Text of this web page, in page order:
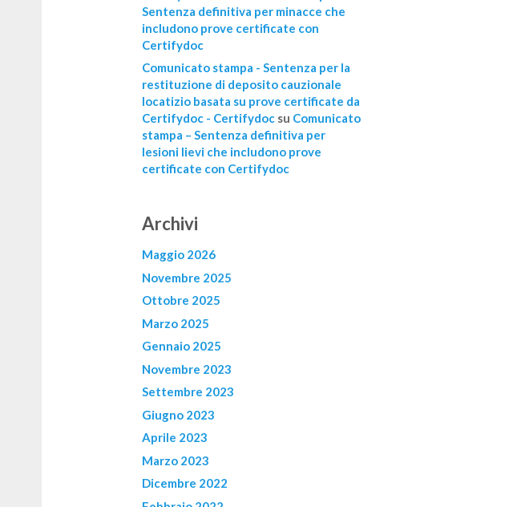
Sentenza definitiva per minacce che
includono prove certificate con
Certifydoc
Comunicato stampa - Sentenza per la
restituzione di deposito cauzionale
locatizio basata su prove certificate da
Certifydoc - Certifydoc su Comunicato
stampa – Sentenza definitiva per
lesioni lievi che includono prove
certificate con Certifydoc
Archivi
Maggio 2026
Novembre 2025
Ottobre 2025
Marzo 2025
Gennaio 2025
Novembre 2023
Settembre 2023
Giugno 2023
Aprile 2023
Marzo 2023
Dicembre 2022